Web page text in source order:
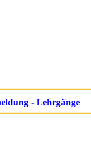
- Lehrgänge